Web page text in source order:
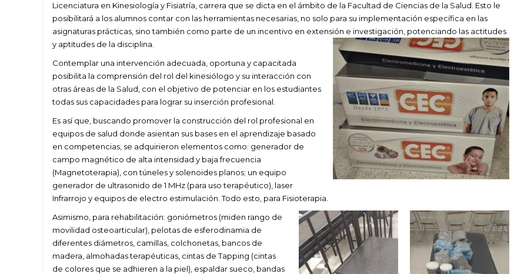
Licenciatura en Kinesiología y Fisiatría, carrera que se dicta en el ámbito de la Facultad de Ciencias de la Salud. Esto le
posibilitará a los alumnos contar con las herramientas necesarias, no solo para su implementación específica en las
asignaturas prácticas, sino también como parte de un incentivo en extensión e investigación, potenciando las actitudes
y aptitudes de la disciplina.
Contemplar una intervención adecuada, oportuna y capacitada
posibilita la comprensión del rol del kinesiólogo y su interacción con
otras áreas de la Salud, con el objetivo de potenciar en los estudiantes
todas sus capacidades para lograr su inserción profesional.
Es así que, buscando promover la construcción del rol profesional en
equipos de salud donde asientan sus bases en el aprendizaje basado
en competencias, se adquirieron elementos como: generador de
campo magnético de alta intensidad y baja frecuencia
(Magnetoterapia), con túneles y solenoides planos; un equipo
generador de ultrasonido de 1 MHz (para uso terapéutico), laser
Infrarrojo y equipos de electro estimulación. Todo esto, para Fisioterapia.
Asimismo, para rehabilitación: goniómetros (miden rango de
movilidad osteoarticular), pelotas de esferodinamia de
diferentes diámetros, camillas, colchonetas, bancos de
madera, almohadas terapéuticas, cintas de Tapping (cintas
de colores que se adhieren a la piel), espaldar sueco, bandas